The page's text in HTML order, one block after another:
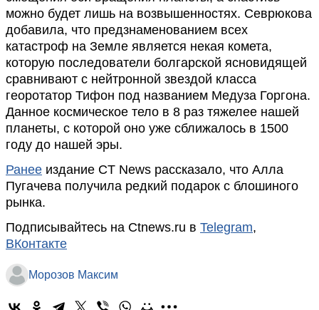
можно будет лишь на возвышенностях. Севрюкова
добавила, что предзнаменованием всех
катастроф на Земле является некая комета,
которую последователи болгарской ясновидящей
сравнивают с нейтронной звездой класса
георотатор Тифон под названием Медуза Горгона.
Данное космическое тело в 8 раз тяжелее нашей
планеты, с которой оно уже сближалось в 1500
году до нашей эры.
Ранее издание CT News рассказало, что Алла
Пугачева получила редкий подарок с блошиного
рынка.
Подписывайтесь на Ctnews.ru в Telegram,
ВКонтакте
Морозов Максим